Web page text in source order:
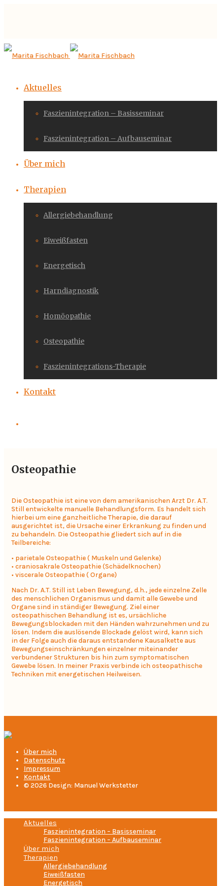
Aktuelles
Faszienintegration – Basisseminar
Faszienintegration – Aufbauseminar
Über mich
Therapien
Allergiebehandlung
Eiweißfasten
Energetisch
Harndiagnostik
Homöopathie
Osteopathie
Faszienintegrations-Therapie
Kontakt
Osteopathie
Die Osteopathie ist eine von dem amerikanischen Arzt Dr. A.T.
Still entwickelte manuelle Behandlungsform. Es handelt sich
hierbei um eine ganzheitliche Therapie, die darauf
ausgerichtet ist, die Ursache einer Erkrankung zu finden und
zu behandeln. Die Osteopathie gliedert sich auf in die
Teilbereiche:
• parietale Osteopathie ( Muskeln und Gelenke)
• craniosakrale Osteopathie (Schädelknochen)
• viscerale Osteopathie ( Organe)
Nach Dr. A.T. Still ist Leben Bewegung, d.h., jede einzelne Zelle
des menschlichen Organismus und damit alle Gewebe und
Organe sind in ständiger Bewegung. Ziel einer
osteopathischen Behandlung ist es, ursächliche
Bewegungsblockaden mit den Händen wahrzunehmen und zu
lösen. Indem die auslösende Blockade gelöst wird, kann sich
in der Folge auch die daraus entstandene Kausalkette aus
Bewegungseinschränkungen einzelner miteinander
verbundener Strukturen bis hin zum symptomatischen
Gewebe lösen. In meiner Praxis verbinde ich osteopathische
Techniken mit energetischen Heilweisen.
Über mich
Datenschutz
Impressum
Kontakt
© 2026 Design: Manuel Werkstetter
Aktuelles
Faszienintegration – Basisseminar
Faszienintegration – Aufbauseminar
Über mich
Therapien
Allergiebehandlung
Eiweißfasten
Energetisch